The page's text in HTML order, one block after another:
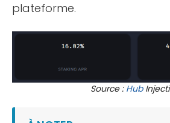
plateforme.
Source : Hub